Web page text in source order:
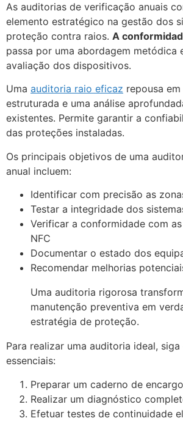
As auditorias de verificação anuais
elemento estratégico na gestão dos
proteção contra raios. A
passa por uma abordagem metódica
avaliação dos dispositivos.
Uma auditoria raio eficaz repousa
estruturada e uma análise
existentes. Permite garantir a
das proteções instaladas.
Os principais objetivos de uma
anual incluem:
Identificar com precisão as
Testar a integridade dos
Verificar a conformidade com
NFC
Documentar o estado dos
Recomendar melhorias
Uma auditoria rigorosa
manutenção preventiva em
estratégia de proteção.
Para realizar uma auditoria ideal,
essenciais:
Preparar um caderno de
Realizar um diagnóstico
Efetuar testes de continuidade